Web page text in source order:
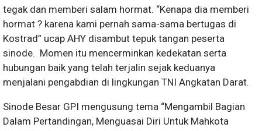
tegak dan memberi salam hormat. “Kenapa dia memberi
hormat ? karena kami pernah sama-sama bertugas di
Kostrad” ucap AHY disambut tepuk tangan peserta
sinode. Momen itu mencerminkan kedekatan serta
hubungan baik yang telah terjalin sejak keduanya
menjalani pengabdian di lingkungan TNI Angkatan Darat.
Sinode Besar GPI mengusung tema “Mengambil Bagian
Dalam Pertandingan, Menguasai Diri Untuk Mahkota